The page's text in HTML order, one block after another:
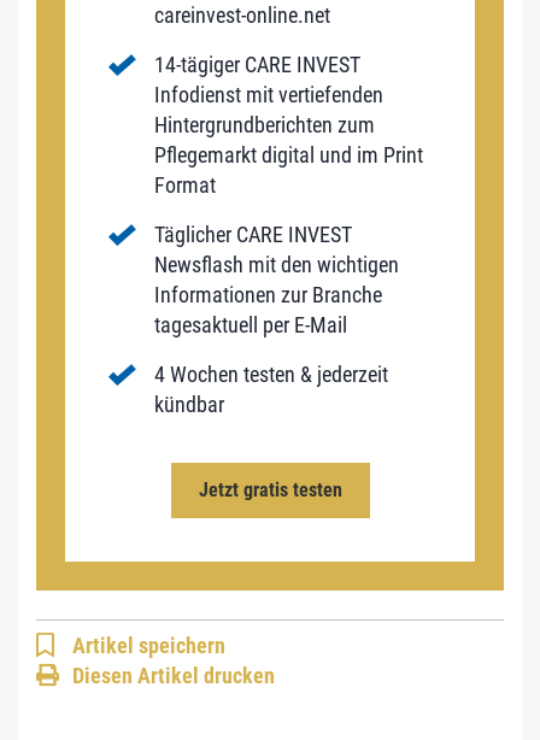
careinvest-online.net
14-tägiger CARE INVEST
Infodienst mit vertiefenden
Hintergrundberichten zum
Pflegemarkt digital und im Print
Format
Täglicher CARE INVEST
Newsflash mit den wichtigen
Informationen zur Branche
tagesaktuell per E-Mail
4 Wochen testen & jederzeit
kündbar
Jetzt gratis testen
Artikel speichern
Diesen Artikel drucken